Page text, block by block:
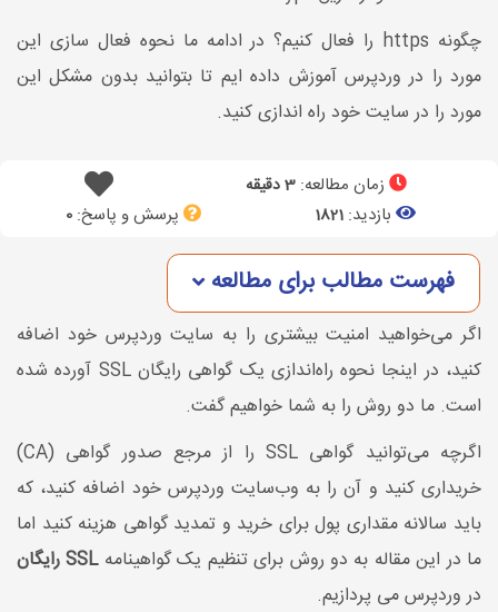
چگونه https را فعال کنیم؟ در ادامه ما نحوه فعال سازی این
مورد را در وردپرس آموزش داده ایم تا بتوانید بدون مشکل این
مورد را در سایت خود راه اندازی کنید.
زمان مطالعه: 3 دقیقه
بازدید: 1821 پرسش و پاسخ:0
فهرست مطالب برای مطالعه
اگر می‌خواهید امنیت بیشتری را به سایت وردپرس خود اضافه
کنید، در اینجا نحوه راه‌اندازی یک گواهی رایگان SSL آورده شده
است. ما دو روش را به شما خواهیم گفت.
اگرچه می‌توانید گواهی SSL را از مرجع صدور گواهی (CA)
خریداری کنید و آن را به وب‌سایت وردپرس خود اضافه کنید، که
باید سالانه مقداری پول برای خرید و تمدید گواهی هزینه کنید اما
ما در این مقاله به دو روش برای تنظیم یک گواهینامهSSL رایگان
در وردپرس می پردازیم.